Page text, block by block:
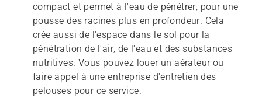
compact et permet à l'eau de pénétrer, pour une
pousse des racines plus en profondeur. Cela
crée aussi de l'espace dans le sol pour la
pénétration de l'air, de l'eau et des substances
nutritives. Vous pouvez louer un aérateur ou
faire appel à une entreprise d'entretien des
pelouses pour ce service.